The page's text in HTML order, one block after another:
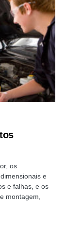
os
e
e falhas, e os
montagem,